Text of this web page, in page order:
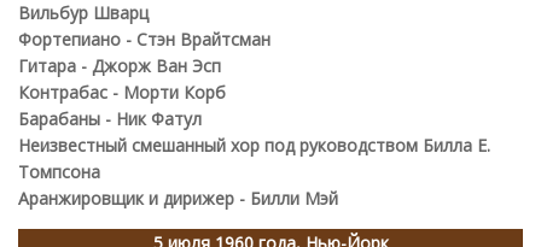
Вильбур Шварц
Фортепиано - Стэн Врайтсман
Гитара - Джорж Ван Эсп
Контрабас - Морти Корб
Барабаны - Ник Фатул
Неизвестный смешанный хор под руководством Билла Е.
Томпсона
Аранжировщик и дирижер - Билли Мэй